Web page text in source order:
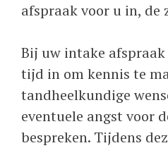
afspraak voor u in, de
Bij uw intake
tijd in om kennis te
tandheelkundige
eventuele angst voor
bespreken. Tijdens